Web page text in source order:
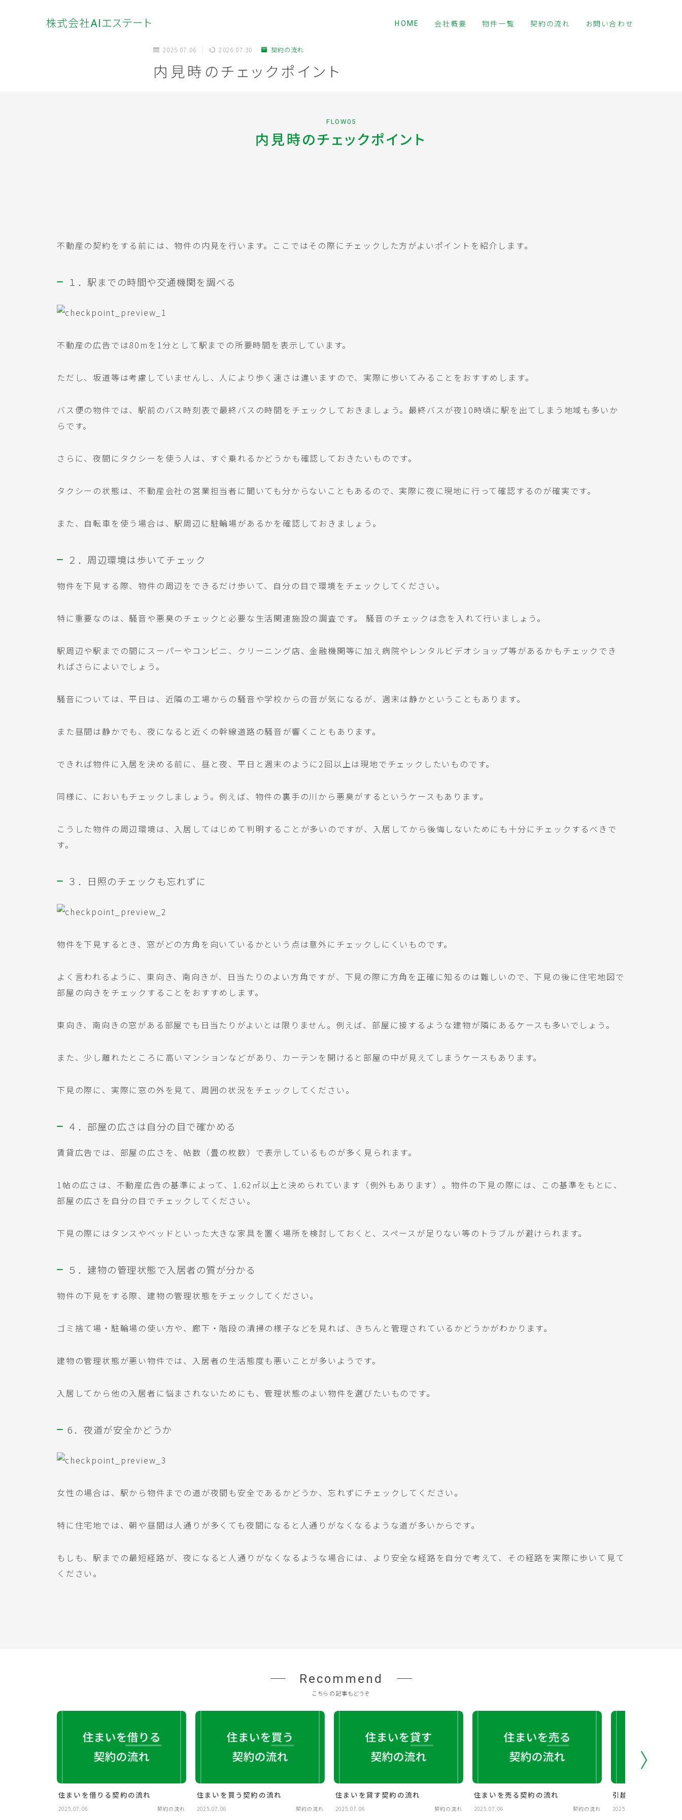
株式会社AIエステート HOME 会社概要 物件一覧 契約の流れ お問い合わせ
2025.07.06 2026.07.30 契約の流れ
内見時のチェックポイント
FLOW05
内見時のチェックポイント
不動産の契約をする前には、物件の内見を行います。ここではその際にチェックした方がよいポイントを紹介します。
１．駅までの時間や交通機関を調べる
不動産の広告では80mを1分として駅までの所要時間を表示しています。
ただし、坂道等は考慮していませんし、人により歩く速さは違いますので、実際に歩いてみることをおすすめします。
バス便の物件では、駅前のバス時刻表で最終バスの時間をチェックしておきましょう。最終バスが夜10時頃に駅を出てしまう地域も多いか
らです。
さらに、夜間にタクシーを使う人は、すぐ乗れるかどうかも確認しておきたいものです。
タクシーの状態は、不動産会社の営業担当者に聞いても分からないこともあるので、実際に夜に現地に行って確認するのが確実です。
また、自転車を使う場合は、駅周辺に駐輪場があるかを確認しておきましょう。
２．周辺環境は歩いてチェック
物件を下見する際、物件の周辺をできるだけ歩いて、自分の目で環境をチェックしてください。
特に重要なのは、騒音や悪臭のチェックと必要な生活関連施設の調査です。 騒音のチェックは念を入れて行いましょう。
駅周辺や駅までの間にスーパーやコンビニ、クリーニング店、金融機関等に加え病院やレンタルビデオショップ等があるかもチェックでき
ればさらによいでしょう。
騒音については、平日は、近隣の工場からの騒音や学校からの音が気になるが、週末は静かということもあります。
また昼間は静かでも、夜になると近くの幹線道路の騒音が響くこともあります。
できれば物件に入居を決める前に、昼と夜、平日と週末のように2回以上は現地でチェックしたいものです。
同様に、においもチェックしましょう。例えば、物件の裏手の川から悪臭がするというケースもあります。
こうした物件の周辺環境は、入居してはじめて判明することが多いのですが、入居してから後悔しないためにも十分にチェックするべきで
す。
３．日照のチェックも忘れずに
物件を下見するとき、窓がどの方角を向いているかという点は意外にチェックしにくいものです。
よく言われるように、東向き、南向きが、日当たりのよい方角ですが、下見の際に方角を正確に知るのは難しいので、下見の後に住宅地図で
部屋の向きをチェックすることをおすすめします。
東向き、南向きの窓がある部屋でも日当たりがよいとは限りません。例えば、部屋に接するような建物が隣にあるケースも多いでしょう。
また、少し離れたところに高いマンションなどがあり、カーテンを開けると部屋の中が見えてしまうケースもあります。
下見の際に、実際に窓の外を見て、周囲の状況をチェックしてください。
４．部屋の広さは自分の目で確かめる
賃貸広告では、部屋の広さを、帖数（畳の枚数）で表示しているものが多く見られます。
1帖の広さは、不動産広告の基準によって、1.62㎡以上と決められています（例外もあります）。物件の下見の際には、この基準をもとに、
部屋の広さを自分の目でチェックしてください。
下見の際にはタンスやベッドといった大きな家具を置く場所を検討しておくと、スペースが足りない等のトラブルが避けられます。
５．建物の管理状態で入居者の質が分かる
物件の下見をする際、建物の管理状態をチェックしてください。
ゴミ捨て場・駐輪場の使い方や、廊下・階段の清掃の様子などを見れば、きちんと管理されているかどうかがわかります。
建物の管理状態が悪い物件では、入居者の生活態度も悪いことが多いようです。
入居してから他の入居者に悩まされないためにも、管理状態のよい物件を選びたいものです。
6．夜道が安全かどうか
女性の場合は、駅から物件までの道が夜間も安全であるかどうか、忘れずにチェックしてください。
特に住宅地では、朝や昼間は人通りが多くても夜間になると人通りがなくなるような道が多いからです。
もしも、駅までの最短経路が、夜になると人通りがなくなるような場合には、より安全な経路を自分で考えて、その経路を実際に歩いて見て
ください。
Recommend
こちらの記事もどうぞ
住まいを借りる契約の流れ
2025.07.06 契約の流れ
住まいを買う契約の流れ
2025.07.06 契約の流れ
住まいを貸す契約の流れ
2025.07.06 契約の流れ
住まいを売る契約の流れ
2025.07.06 契約の流れ
引越し時のチェッ
2025.07.06